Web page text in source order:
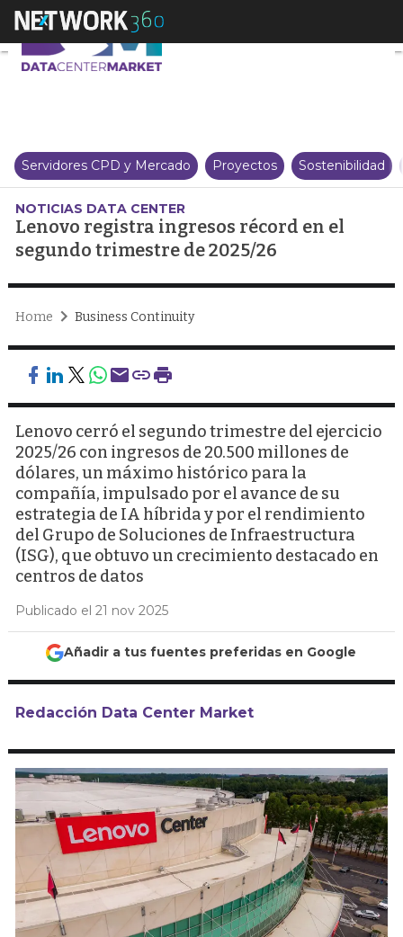
Lenovo registra ingresos
Servidores CPD y Mercado Proyectos Sostenibilidad
NOTICIAS DATA CENTER
Lenovo registra ingresos récord en el
segundo trimestre de 2025/26
Home Business Continuity
Lenovo cerró el segundo trimestre del ejercicio
2025/26 con ingresos de 20.500 millones de
dólares, un máximo histórico para la
compañía, impulsado por el avance de su
estrategia de IA híbrida y por el rendimiento
del Grupo de Soluciones de Infraestructura
(ISG), que obtuvo un crecimiento destacado en
centros de datos
Publicado el 21 nov 2025
Añadir a tus fuentes preferidas en Google
Redacción Data Center Market